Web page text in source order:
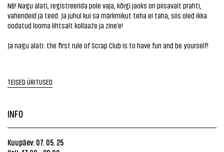
NB! Nagu alati, registreerida pole vaja, kõigi jaoks on piisavalt prahti,
vahendeid ja teed. Ja juhul kui sa märkmikut teha ei taha, siis oled ikka
oodatud looma lihtsalt kollaaže ja zine’e!
Ja nagu alati: the first rule of Scrap Club is to have fun and be yourself!
TEISED ÜRITUSED
INFO
Kuupäev: 07. 05. 25